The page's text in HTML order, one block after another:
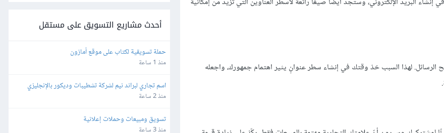
الرسائل. لهذا السبب خذ وقتك في إنشاء سطر عنوانٍ يثير اهتمام جمهورك، واجعله
أحدث مشاريع التسويق على مستقل
حملة تسويقية لكتاب على موقع أمازون
منذ 1 ساعة
اسم تجاري لبراند نيم لشركة تشطيبات وديكور بالإنجليزي
منذ 2 ساعة
تسويق ومبيعات وحملات إعلانية
منذ 3 ساعة